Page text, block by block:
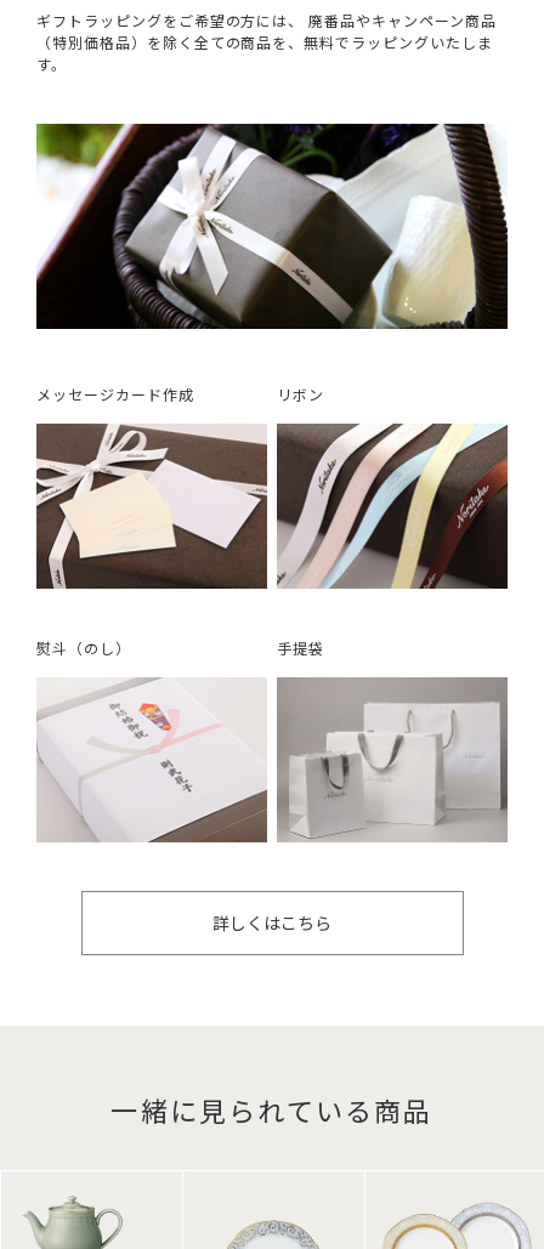
ギフトラッピングをご希望の方には、 廃番品やキャンペーン商品
（特別価格品）を除く全ての商品を、無料でラッピングいたしま
す。
メッセージカード作成 リボン
熨斗（のし） 手提袋
詳しくはこちら
一緒に見られている商品